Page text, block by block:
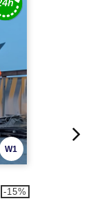
W1
-15%